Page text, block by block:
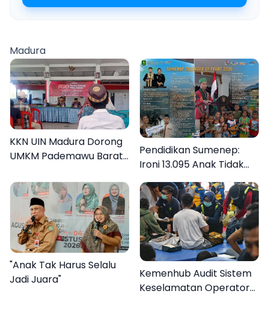
Madura
KKN UIN Madura Dorong
UMKM Pademawu Barat
Pendidikan Sumenep:
Ironi 13.095 Anak Tidak
Sekolah Menyaksikan
Semarak Festival
Kalender Event 2026
"Anak Tak Harus Selalu
Jadi Juara"
Kemenhub Audit Sistem
Keselamatan Operator